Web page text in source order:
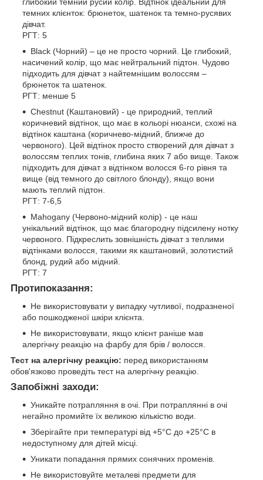
темних клієнток: брюнеток, шатенок та темно-русявих
дівчат.
РГТ: 5
Black (Чорний) – це не просто чорний. Це глибокий,
насичений колір, що має нейтральний підтон. Чудово
підходить для дівчат з найтемнішим волоссям –
брюнеток та шатенок.
РГТ: менше 5
Chestnut (Каштановий) - це природний, теплий
коричневий відтінок, що має в кольорі нюанси, схожі на
відтінок каштана (коричнево-мідний, ближче до
червоного). Цей відтінок просто створений для дівчат з
волоссям теплих тонів, глибина яких 7 або вище. Також
підходить для дівчат з відтінком волосся 6-го рівня та
вище (від темного до світлого блонду), якщо вони
мають теплий підтон.
РГТ: 7-6,5
Mahogany (Червоно-мідний колір) - це наш
унікальний відтінок, що має благородну підсилену нотку
червоного. Підкреслить зовнішність дівчат з теплими
відтінками волосся, такими як каштановий, золотистий
блонд, рудий або мідний.
РГТ: 7
Протипоказання:
Не використовувати у випадку чутливої, подразненої
або пошкодженої шкіри клієнта.
Не використовувати, якщо клієнт раніше мав
алергічну реакцію на фарбу для брів / волосся.
Тест на алергічну реакцію: перед використанням
обов'язково проведіть тест на алергічну реакцію.
Запобіжні заходи:
Уникайте потрапляння в очі. При потраплянні в очі
негайно промийте їх великою кількістю води.
Зберігайте при температурі від +5°С до +25°С в
недоступному для дітей місці.
Уникати попадання прямих сонячних променів.
Не використовуйте металеві предмети для